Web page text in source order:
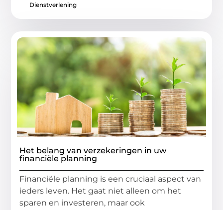
Dienstverlening
Het belang van verzekeringen in uw
financiële planning
Financiële planning is een cruciaal aspect van
ieders leven. Het gaat niet alleen om het
sparen en investeren, maar ook